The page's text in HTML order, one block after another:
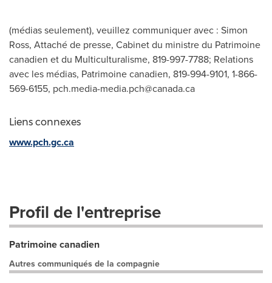
(médias seulement), veuillez communiquer avec : Simon
Ross, Attaché de presse, Cabinet du ministre du Patrimoine
canadien et du Multiculturalisme, 819-997-7788; Relations
avec les médias, Patrimoine canadien, 819-994-9101, 1-866-
569-6155, pch.media-media.pch@canada.ca
Liens connexes
www.pch.gc.ca
Profil de l'entreprise
Patrimoine canadien
Autres communiqués de la compagnie